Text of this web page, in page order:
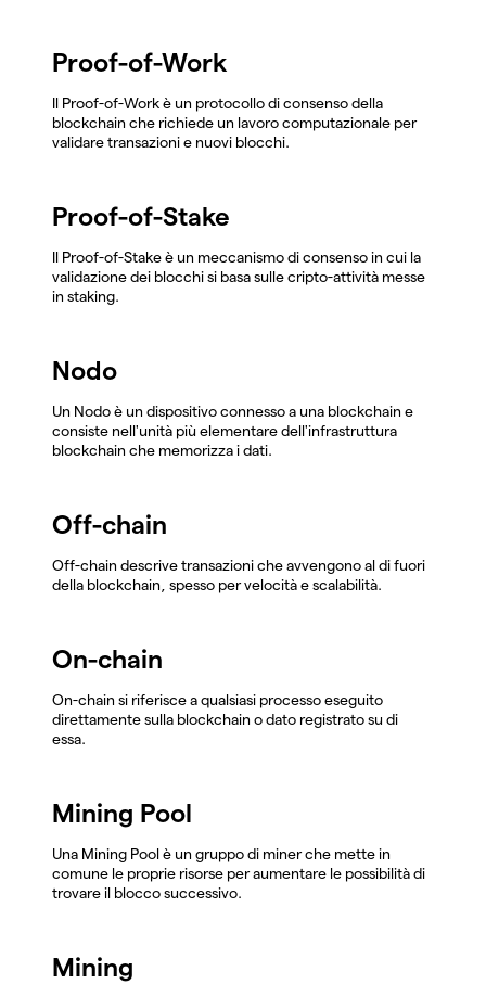
Proof-of-Work
Il Proof-of-Work è un protocollo di consenso della
blockchain che richiede un lavoro computazionale per
validare transazioni e nuovi blocchi.
Proof-of-Stake
Il Proof-of-Stake è un meccanismo di consenso in cui la
validazione dei blocchi si basa sulle cripto-attività messe
in staking.
Nodo
Un Nodo è un dispositivo connesso a una blockchain e
consiste nell'unità più elementare dell'infrastruttura
blockchain che memorizza i dati.
Off-chain
Off-chain descrive transazioni che avvengono al di fuori
della blockchain, spesso per velocità e scalabilità.
On-chain
On-chain si riferisce a qualsiasi processo eseguito
direttamente sulla blockchain o dato registrato su di
essa.
Mining Pool
Una Mining Pool è un gruppo di miner che mette in
comune le proprie risorse per aumentare le possibilità di
trovare il blocco successivo.
Mining